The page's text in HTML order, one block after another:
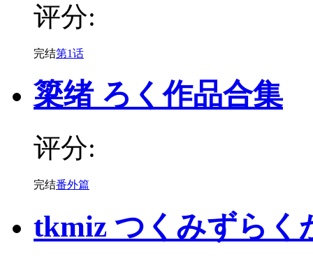
评分:
完结第1话
簗绪 ろく作品合集
评分:
完结番外篇
tkmiz つくみずらく